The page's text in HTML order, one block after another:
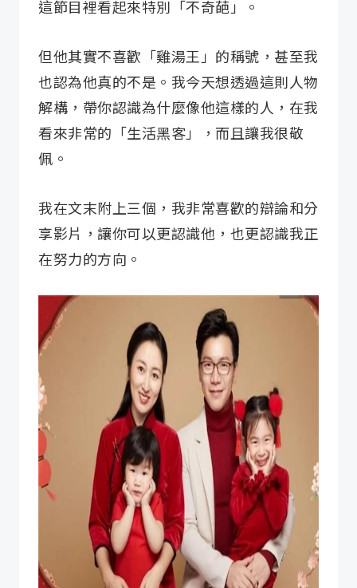
這節目裡看起來特別「不奇葩」。
但他其實不喜歡「雞湯王」的稱號，甚至我
也認為他真的不是。我今天想透過這則人物
解構，帶你認識為什麼像他這樣的人，在我
看來非常的「生活黑客」，而且讓我很敬
佩。
我在文末附上三個，我非常喜歡的辯論和分
享影片，讓你可以更認識他，也更認識我正
在努力的方向。